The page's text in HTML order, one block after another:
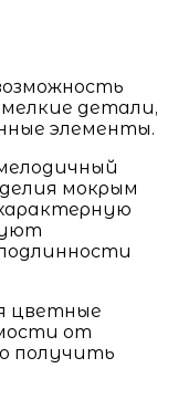
детали,
элементы.
мокрым
цветные
от
получить